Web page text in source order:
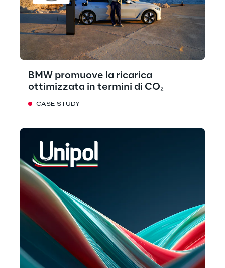
BMW promuove la ricarica
ottimizzata in termini di CO₂
CASE STUDY